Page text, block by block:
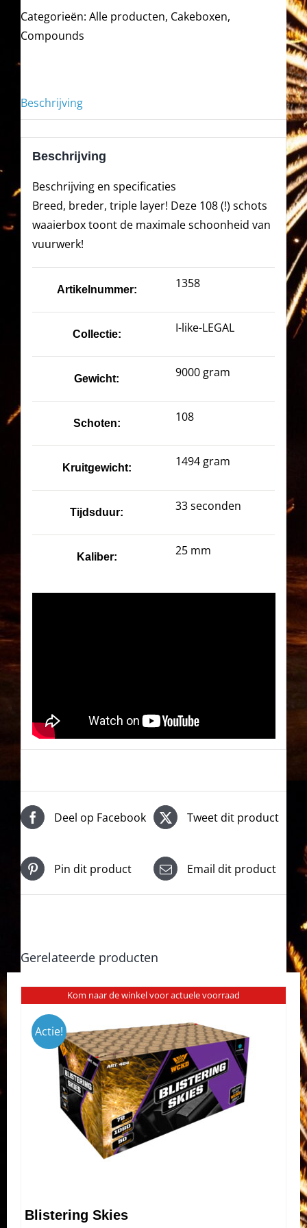
Categorieën: Alle producten, Cakeboxen,
Compounds
Beschrijving
Beschrijving
Beschrijving en specificaties
Breed, breder, triple layer! Deze 108 (!) schots
waaierbox toont de maximale schoonheid van
vuurwerk!
Artikelnummer: 1358
Collectie: I-like-LEGAL
Gewicht: 9000 gram
Schoten: 108
Kruitgewicht: 1494 gram
Tijdsduur: 33 seconden
Kaliber: 25 mm
Deel op Facebook Tweet dit product
Pin dit product Email dit product
Gerelateerde producten
Kom naar de winkel voor actuele voorraad
Actie!
Blistering Skies